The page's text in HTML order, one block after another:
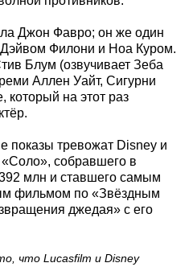
Джон Фавро; он же один
Дэйвом Филони и Ноа Куром.
Блум (озвучивает Зеба
Аллен Уайт, Сигурни
который на этот раз
показы тревожат Disney и
собравшего в
млн и ставшего самым
фильмом по «Звёздным
джедая» с его
что Lucasfilm и Disney